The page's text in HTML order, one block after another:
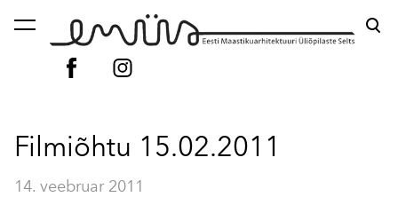
lisati ostukorvi. Vaata ostukorvi
Filmiõhtu 15.02.2011
14. veebruar 2011